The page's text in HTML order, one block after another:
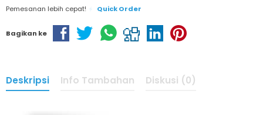
Pemesanan lebih cepat! Quick Order
Bagikan ke
Deskripsi Info Tambahan Diskusi (0)